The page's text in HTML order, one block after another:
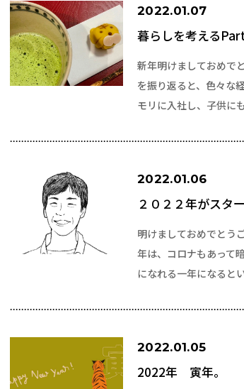
2022.01.07
暮らしを考える
新年明けましておめで
を振り返ると、色々な
モリに入社し、子供に
2022.01.06
２０２２年がスタ
明けましておめでとう
年は、コロナもあって
になれる一年になる
2022.01.05
2022年 寅年。